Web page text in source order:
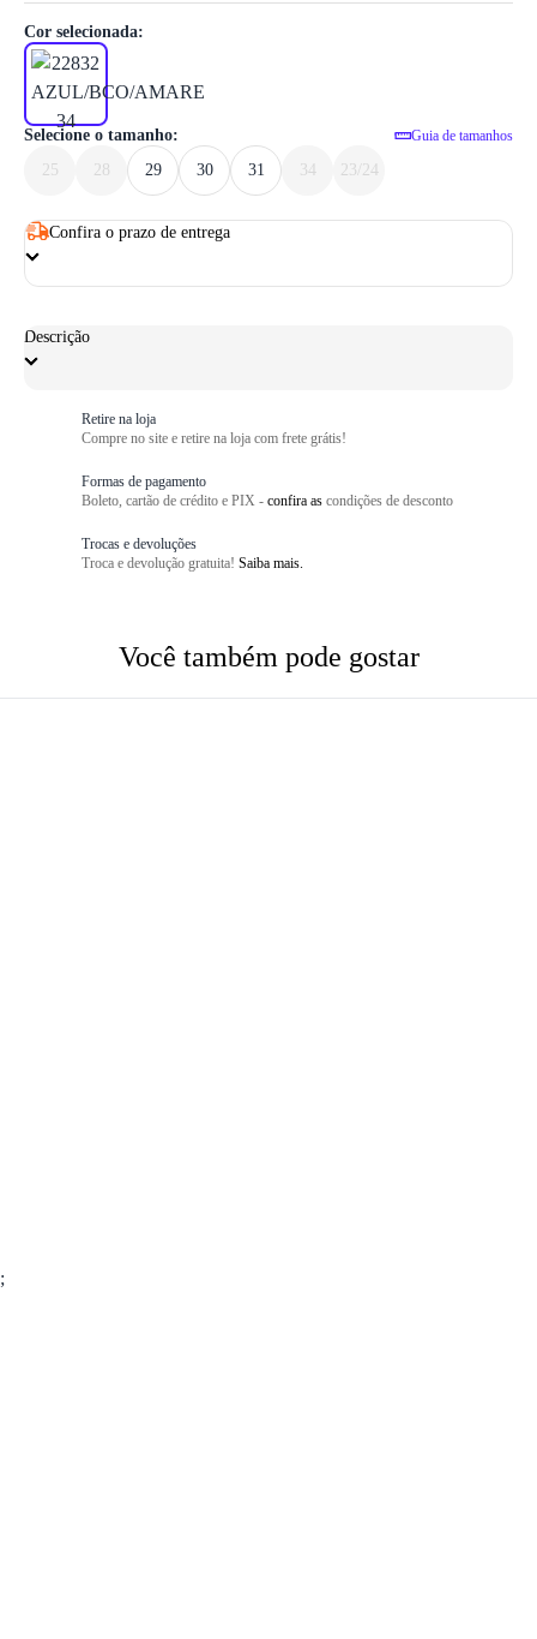
1/ 6
Selecione o tamanho: Guia de tamanhos
25 28 29 30 31 34 23/24
Cor selecionada:
Confira o prazo de entrega
Descrição
Retire na loja
Compre no site e retire na loja com frete grátis!
Formas de pagamento
Boleto, cartão de crédito e PIX - confira as condições de desconto
Trocas e devoluções
Troca e devolução gratuita! Saiba mais.
Você também pode gostar
;